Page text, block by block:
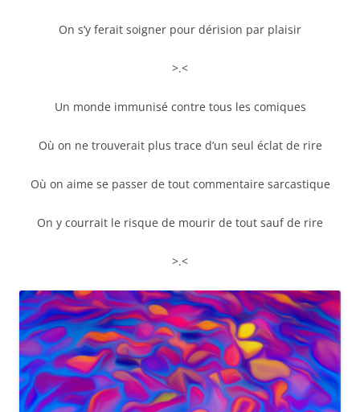
On s’y ferait soigner pour dérision par plaisir
>.<
Un monde immunisé contre tous les comiques
Où on ne trouverait plus trace d’un seul éclat de rire
Où on aime se passer de tout commentaire sarcastique
On y courrait le risque de mourir de tout sauf de rire
>.<